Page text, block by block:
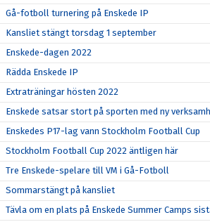
Gå-fotboll turnering på Enskede IP
Kansliet stängt torsdag 1 september
Enskede-dagen 2022
Rädda Enskede IP
Extraträningar hösten 2022
Enskede satsar stort på sporten med ny
Enskedes P17-lag vann Stockholm Football Cup
Stockholm Football Cup 2022 äntligen här
Tre Enskede-spelare till VM i Gå-Fotboll
Sommarstängt på kansliet
Tävla om en plats på Enskede Summer Camps